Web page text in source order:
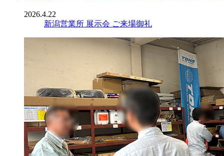
2026.4.22
新潟営業所 展示会 ご来場御礼